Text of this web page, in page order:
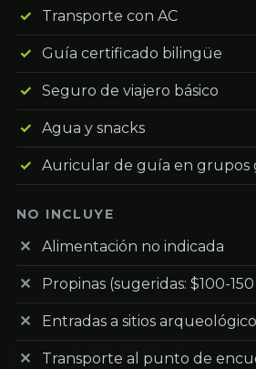
Transporte con AC
Guía certificado bilingüe
Seguro de viajero básico
Agua y snacks
Auricular de guía en grupos
NO INCLUYE
Alimentación no indicada
Propinas (sugeridas: $100-
Entradas a sitios
Transporte al punto de